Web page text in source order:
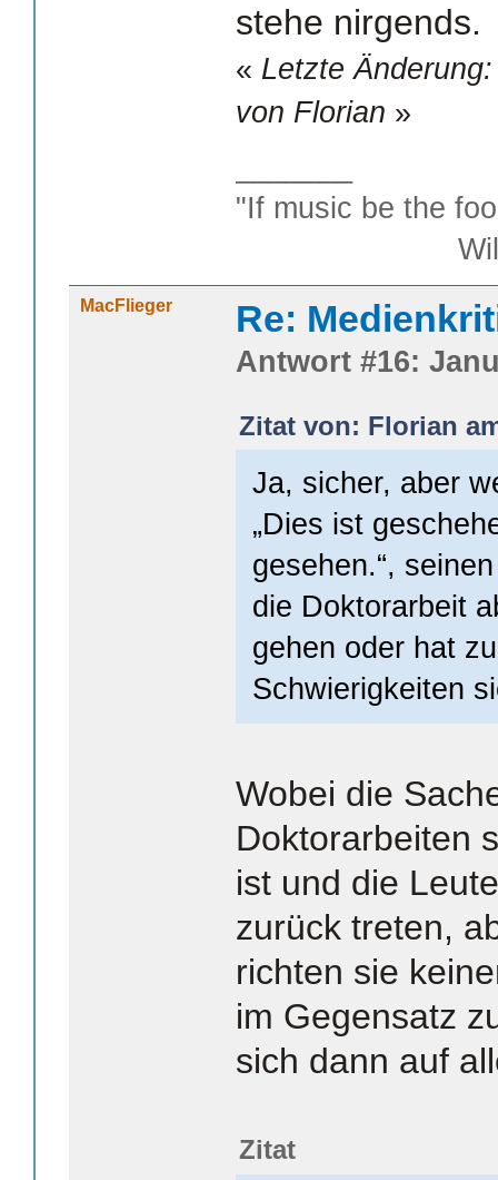
stehe nirgends.
« Letzte
von Florian »
"If music be the
William
MacFlieger Re:
Antwort #16:
Zitat von: Florian
Ja, sicher, aber
„Dies ist
gesehen.“,
die Doktorarbeit
gehen oder hat
Schwierigkeiten
Wobei die
Doktorarbeiten
ist und die
zurück treten,
richten sie
im Gegensatz
sich dann auf
Zitat